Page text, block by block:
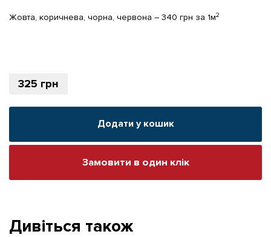
Жовта, коричнева, чорна, червона – 340 грн за 1м2
325 грн
Додати у кошик
Замовити в один клік
Дивіться також